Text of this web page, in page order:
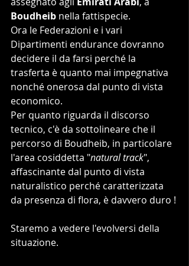
Boudheib nella fattispecie.
Ora le Federazioni e i vari
Dipartimenti endurance dovranno
decidere il da farsi perché la
trasferta è quanto mai impegnativa
nonché onerosa dal punto di vista
economico.
Per quanto riguarda il discorso
tecnico, c'è da sottolineare che il
percorso di Boudheib, in particolare
l'area cosiddetta "natural track",
affascinante dal punto di vista
naturalistico perché caratterizzata
da presenza di flora, è davvero duro !
Staremo a vedere l'evolversi della
situazione.